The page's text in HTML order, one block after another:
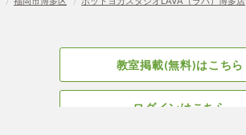
教室掲載(無料)はこちら
ログインはこちら